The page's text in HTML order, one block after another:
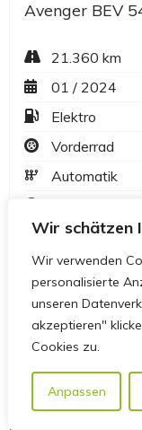
Wir schätzen
Wir verwenden
personalisierte
unseren
akzeptieren"
Cookies zu.
Anpassen